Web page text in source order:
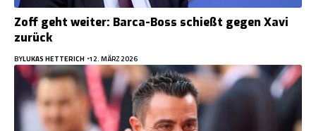
Zoff geht weiter: Barca-Boss schießt gegen Xavi
zurück
BYLUKAS HETTERICH 12. MÄRZ 2026